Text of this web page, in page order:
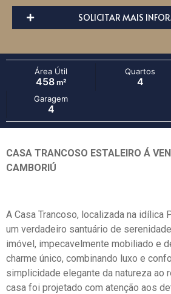
SOLICITAR MAIS
Área Útil
458m²
Quartos
4
Garagem
4
CASA TRANCOSO ESTALEIRO Á
CAMBORIÚ
A Casa Trancoso, localizada na idílica
um verdadeiro santuário de
imóvel, impecavelmente mobiliado e
charme único, combinando luxo e
simplicidade elegante da natureza ao
casa foi projetado com atenção aos